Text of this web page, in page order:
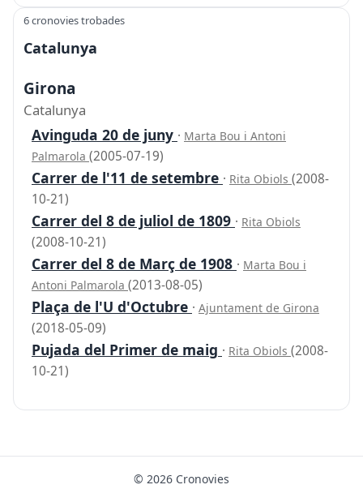
6 cronovies trobades
Catalunya
Girona
Catalunya
Avinguda 20 de juny · Marta Bou i Antoni
Palmarola (2005-07-19)
Carrer de l'11 de setembre · Rita Obiols (2008-
10-21)
Carrer del 8 de juliol de 1809 · Rita Obiols
(2008-10-21)
Carrer del 8 de Març de 1908 · Marta Bou i
Antoni Palmarola (2013-08-05)
Plaça de l'U d'Octubre · Ajuntament de Girona
(2018-05-09)
Pujada del Primer de maig · Rita Obiols (2008-
10-21)
© 2026 Cronovies